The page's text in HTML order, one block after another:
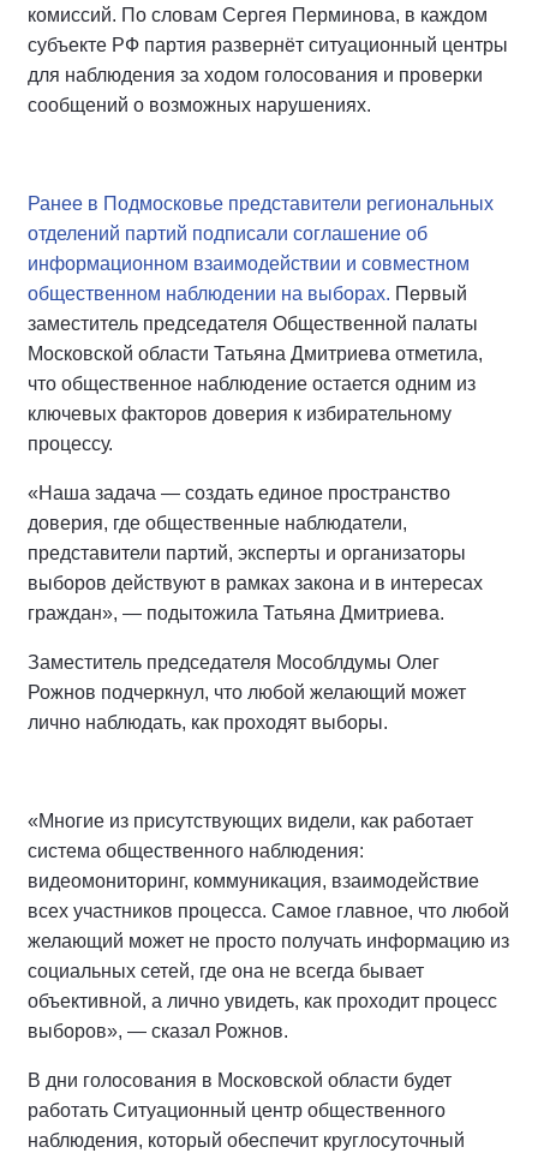
комиссий. По словам Сергея Перминова, в каждом
субъекте РФ партия развернёт ситуационный центры
для наблюдения за ходом голосования и проверки
сообщений о возможных нарушениях.
Ранее в Подмосковье представители региональных
отделений партий подписали соглашение об
информационном взаимодействии и совместном
общественном наблюдении на выборах. Первый
заместитель председателя Общественной палаты
Московской области Татьяна Дмитриева отметила,
что общественное наблюдение остается одним из
ключевых факторов доверия к избирательному
процессу.
«Наша задача — создать единое пространство
доверия, где общественные наблюдатели,
представители партий, эксперты и организаторы
выборов действуют в рамках закона и в интересах
граждан», — подытожила Татьяна Дмитриева.
Заместитель председателя Мособлдумы Олег
Рожнов подчеркнул, что любой желающий может
лично наблюдать, как проходят выборы.
«Многие из присутствующих видели, как работает
система общественного наблюдения:
видеомониторинг, коммуникация, взаимодействие
всех участников процесса. Самое главное, что любой
желающий может не просто получать информацию из
социальных сетей, где она не всегда бывает
объективной, а лично увидеть, как проходит процесс
выборов», — сказал Рожнов.
В дни голосования в Московской области будет
работать Ситуационный центр общественного
наблюдения, который обеспечит круглосуточный